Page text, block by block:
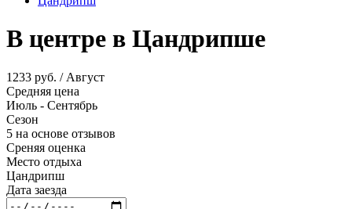
В центре в Цандрипше
1233 руб. / Август
Средняя цена
Июль - Сентябрь
Сезон
5 на основе отзывов
Среняя оценка
Место отдыха
Цандрипш
Дата заезда